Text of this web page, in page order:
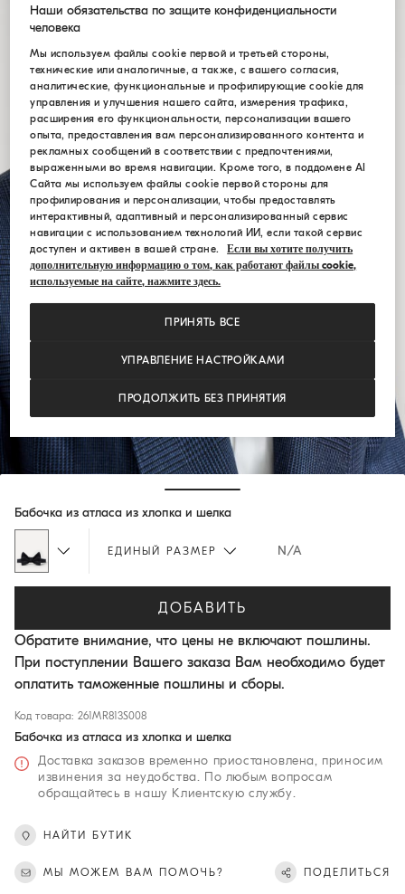
Бабочка из атласа из хлопка и шелка
ЕДИНЫЙ РАЗМЕР N/A
ДОБАВИТЬ
Обратите внимание, что цены не включают пошлины.
При поступлении Вашего заказа Вам необходимо будет
оплатить таможенные пошлины и сборы.
Код товара: 261MR813S008
Бабочка из атласа из хлопка и шелка
Доставка заказов временно приостановлена, приносим
извинения за неудобства. По любым вопросам
обращайтесь в нашу Клиентскую службу.
НАЙТИ БУТИК
МЫ МОЖЕМ ВАМ ПОМОЧЬ? ПОДЕЛИТЬСЯ
Наши обязательства по защите конфиденциальности
человека
Мы используем файлы cookie первой и третьей стороны,
технические или аналогичные, а также, с вашего согласия,
аналитические, функциональные и профилирующие cookie для
управления и улучшения нашего сайта, измерения трафика,
расширения его функциональности, персонализации вашего
опыта, предоставления вам персонализированного контента и
рекламных сообщений в соответствии с предпочтениями,
выраженными во время навигации. Кроме того, в поддомене AI
Сайта мы используем файлы cookie первой стороны для
профилирования и персонализации, чтобы предоставлять
интерактивный, адаптивный и персонализированный сервис
навигации с использованием технологий ИИ, если такой сервис
доступен и активен в вашей стране.
Если вы хотите получить
дополнительную информацию о том, как работают файлы cookie,
используемые на сайте, нажмите здесь.
УПРАВЛЕНИЕ НАСТРОЙКАМИ
ПРОДОЛЖИТЬ БЕЗ ПРИНЯТИЯ
ПРИНЯТЬ ВСЕ